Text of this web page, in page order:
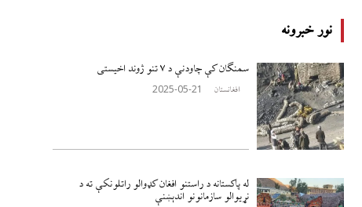
نور خبرونه
سمنګان کې چاودنې د ۷ تنو ژوند اخيستی
افغانستان 2025-05-21
له پاکستانه د راستنو افغان کډوالو راتلونکې ته د
نړيوالو سازمانونو اندېښنې